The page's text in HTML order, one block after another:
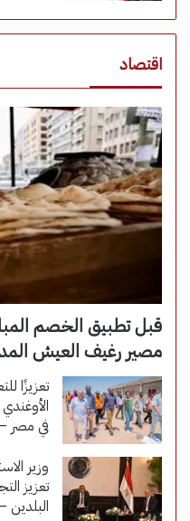
اقتصاد
قبل تطبيق الخصم
مصير رغيف العيش
تعزيزًا
في مصر
وزير
تعزيز
البلدين